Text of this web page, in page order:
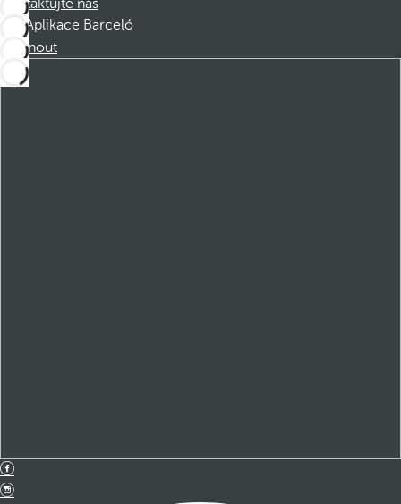
Kontaktujte nás
Aplikace Barceló
Stáhnout